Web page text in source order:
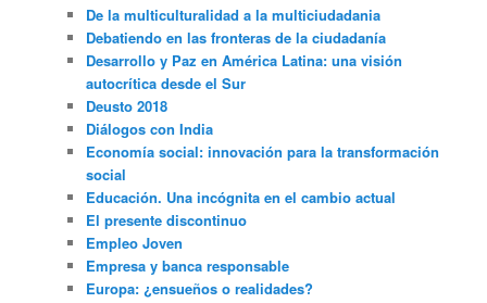
De la multiculturalidad a la multiciudadania
Debatiendo en las fronteras de la ciudadanía
Desarrollo y Paz en América Latina: una visión
autocrítica desde el Sur
Deusto 2018
Diálogos con India
Economía social: innovación para la transformación
social
Educación. Una incógnita en el cambio actual
El presente discontinuo
Empleo Joven
Empresa y banca responsable
Europa: ¿ensueños o realidades?